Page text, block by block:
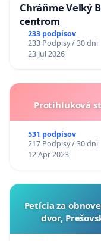
Chráňme Veľký
centrom
233 podpisov
233 Podpisy / 30 dni
23 Jul 2026
Protihluková
531 podpisov
217 Podpisy / 30 dni
12 Apr 2023
​Petícia za
dvor,